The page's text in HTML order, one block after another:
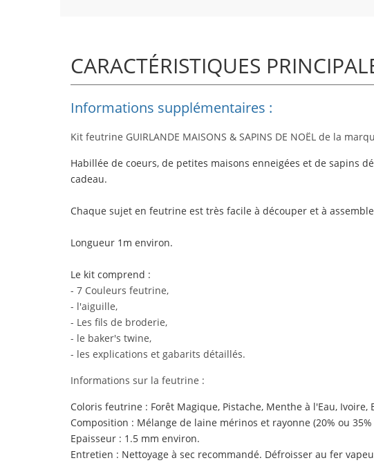
CARACTÉRISTIQUES
Informations supplémentaires :
Kit feutrine GUIRLANDE MAISONS & SAPINS DE NOËL de la
Habillée de coeurs, de petites maisons enneigées et de sapins
cadeau.
Chaque sujet en feutrine est très facile à découper et à
Longueur 1m environ.
Le kit comprend :
- 7 Couleurs feutrine,
- l'aiguille,
- Les fils de broderie,
- le baker's twine,
- les explications et gabarits détaillés.
Informations sur la feutrine :
Coloris feutrine : Forêt Magique, Pistache, Menthe à l'Eau, Ivoire,
Composition : Mélange de laine mérinos et rayonne (20% ou
Epaisseur : 1.5 mm environ.
Entretien : Nettoyage à sec recommandé. Défroisser au fer